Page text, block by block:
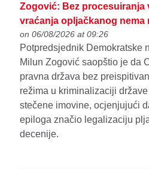
Zogović: Bez procesuiranja
vraćanja opljačkanog nema
on 06/08/2026 at 09:26
Potpredsjednik Demokratske
Milun Zogović saopštio je da
pravna država bez
režima u kriminalizaciji
stečene imovine, ocjenjujući
epiloga značio legalizaciju
decenije.